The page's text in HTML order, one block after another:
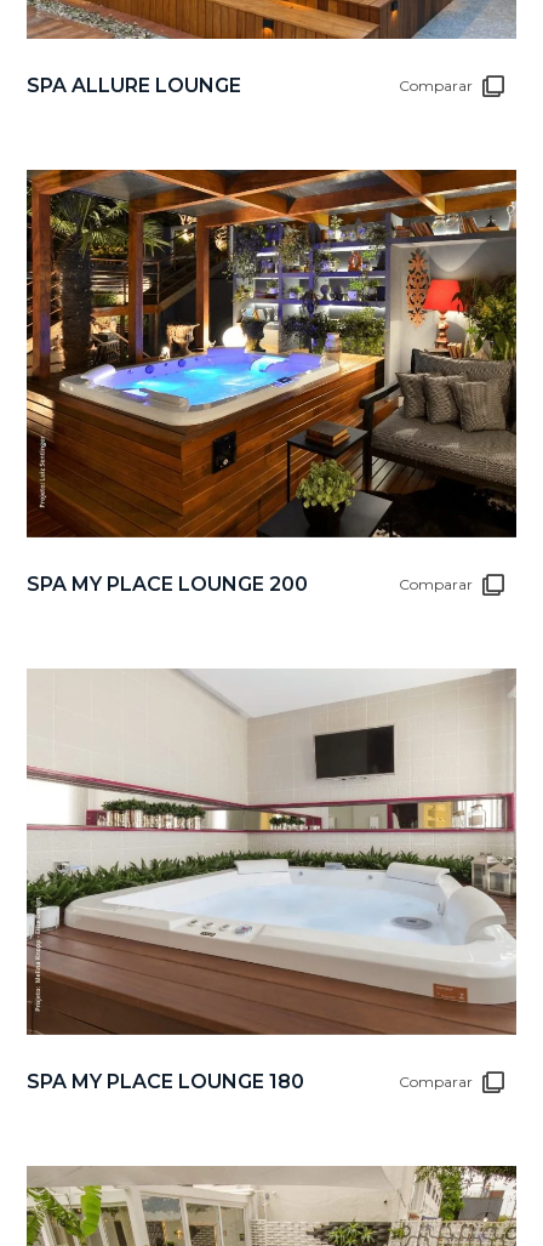
SPA ALLURE LOUNGE Comparar
SPA MY PLACE LOUNGE 200 Comparar
SPA MY PLACE LOUNGE 180 Comparar